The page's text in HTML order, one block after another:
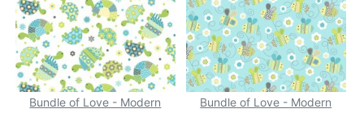
Bundle of Love - Modern
Bundle of Love - Modern